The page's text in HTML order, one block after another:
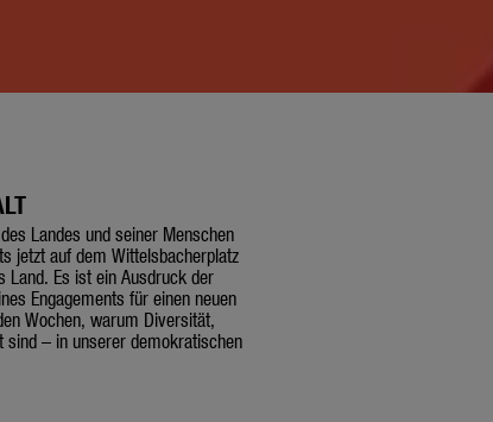
Landes und seiner Menschen
jetzt auf dem Wittelsbacherplatz
Land. Es ist ein Ausdruck der
Engagements für einen neuen
Wochen, warum Diversität,
sind – in unserer demokratischen